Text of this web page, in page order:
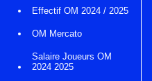
Effectif OM 2024 / 2025
OM Mercato
Salaire Joueurs OM
2024 2025